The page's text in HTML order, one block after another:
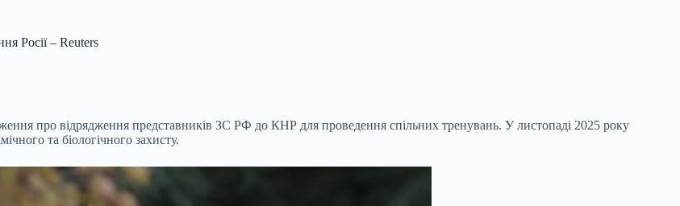
Росії – Reuters
про відрядження представників ЗС РФ до КНР для проведення спільних тренувань. У листопаді 2025 року
та біологічного захисту.